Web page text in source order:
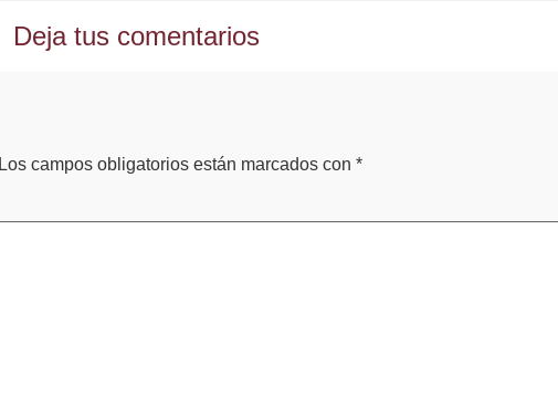
Deja tus comentarios
Los campos obligatorios están marcados con *